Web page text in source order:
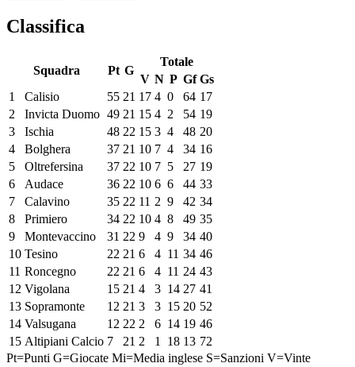
Classifica
Squadra Pt G
Totale
V N P Gf Gs
1
Calisio 55 21 17 4 0 64 17
2
Invicta Duomo 49 21 15 4 2 54 19
3
Ischia 48 22 15 3 4 48 20
4
Bolghera 37 21 10 7 4 34 16
5
Oltrefersina 37 22 10 7 5 27 19
6
Audace 36 22 10 6 6 44 33
7
Calavino 35 22 11 2 9 42 34
8
Primiero 34 22 10 4 8 49 35
9
Montevaccino 31 22 9 4 9 34 40
10 Tesino 22 21 6 4 11 34 46
11 Roncegno 22 21 6 4 11 24 43
12 Vigolana 15 21 4 3 14 27 41
13 Sopramonte 12 21 3 3 15 20 52
14 Valsugana 12 22 2 6 14 19 46
15 Altipiani Calcio 7 21 2 1 18 13 72
Pt=Punti G=Giocate Mi=Media inglese S=Sanzioni V=Vinte